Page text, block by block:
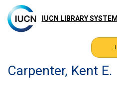
main
content
IUCN LIBRARY SYSTEM
Carpenter, Kent E.